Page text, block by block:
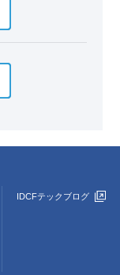
IDCFテックブログ